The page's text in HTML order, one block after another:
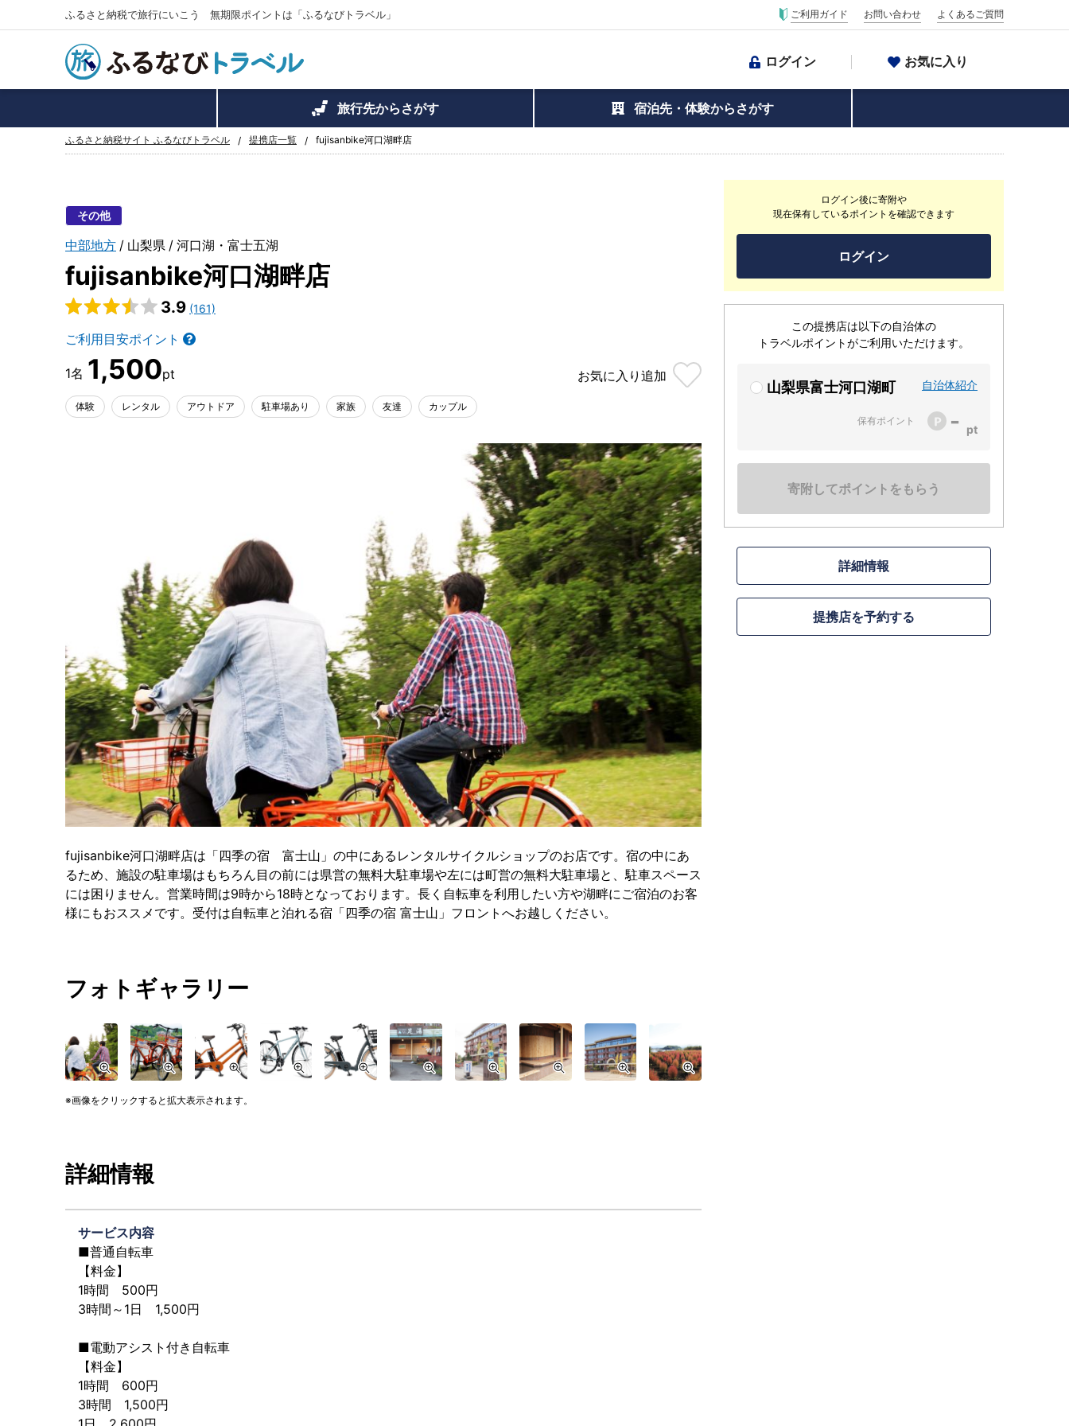
ふるさと納税で旅行にいこう 無期限ポイントは「ふるなびトラベル」 ご利用ガイド お問い合わせ よくあるご質問
ログイン お気に入り
旅行先からさがす 宿泊先・体験からさがす
ふるさと納税サイト ふるなびトラベル 提携店一覧 fujisanbike河口湖畔店
その他
中部地方 山梨県 河口湖・富士五湖
fujisanbike河口湖畔店
3.9 (161)
ご利用目安ポイント
1,500 お気に入り 追加
体験 レンタル アウトドア 駐車場あり 家族 友達 カップル
ログイン後に寄附や
現在保有しているポイントを確認できます
ログイン
この提携店は以下の自治体の
トラベルポイントがご利用いただけます。
山梨県富士河口湖町 自治体紹介
保有ポイント -
寄附してポイントをもらう
詳細情報
提携店を予約する
fujisanbike河口湖畔店は「四季の宿 富士山」の中にあるレンタルサイクルショップのお店です。宿の中にあ
るため、施設の駐車場はもちろん目の前には県営の無料大駐車場や左には町営の無料大駐車場と、駐車スペース
には困りません。営業時間は9時から18時となっております。長く自転車を利用したい方や湖畔にご宿泊のお客
様にもおススメです。受付は自転車と泊れる宿「四季の宿 富士山」フロントへお越しください。
フォトギャラリー
画像をクリックすると拡大表示されます。
詳細情報
サービス内容
■普通自転車
【料金】
1時間 500円
3時間～1日 1,500円
■電動アシスト付き自転車
【料金】
1時間 600円
3時間 1,500円